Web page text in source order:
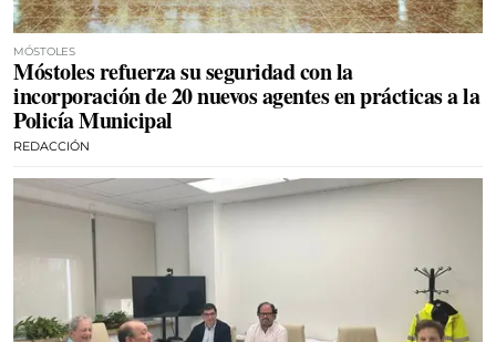
MÓSTOLES
Móstoles refuerza su seguridad con la
incorporación de 20 nuevos agentes en prácticas a la
Policía Municipal
REDACCIÓN